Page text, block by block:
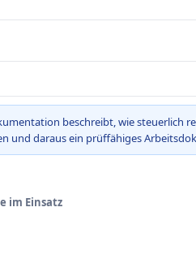
beschreibt, wie steuerlich
und daraus ein prüffähiges
im Einsatz